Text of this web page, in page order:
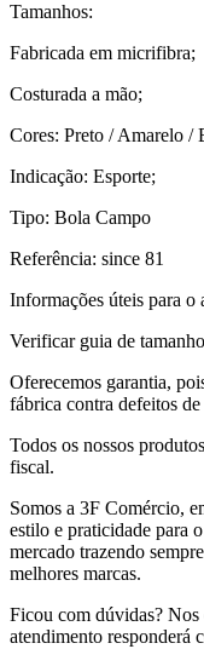
Tamanhos:
Fabricada em micrifibra;
Costurada a mão;
Cores: Preto / Amarelo /
Indicação: Esporte;
Tipo: Bola Campo
Referência: since 81
Informações úteis para o
Verificar guia de
Oferecemos garantia,
fábrica contra defeitos
Todos os nossos
fiscal.
Somos a 3F Comércio,
estilo e praticidade para
mercado trazendo
melhores marcas.
Ficou com dúvidas? Nos
atendimento responderá